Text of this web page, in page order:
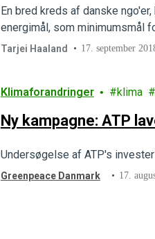
En bred kreds af danske
energimål, som minimumsmål
Tarjei Haaland 17. september
Klimaforandringer klima
Ny kampagne: ATP
Undersøgelse af ATP's
Greenpeace Danmark 17.